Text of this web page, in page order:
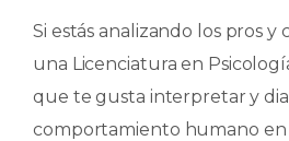
Si estás analizando los pros y
una Licenciatura en
que te gusta interpretar y
comportamiento humano en